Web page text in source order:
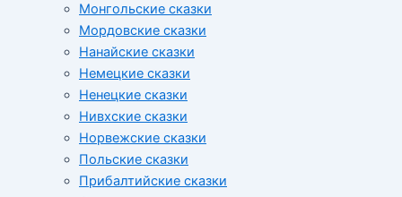
Монгольские сказки
Мордовские сказки
Нанайские сказки
Немецкие сказки
Ненецкие сказки
Нивхские сказки
Норвежские сказки
Польские сказки
Прибалтийские сказки